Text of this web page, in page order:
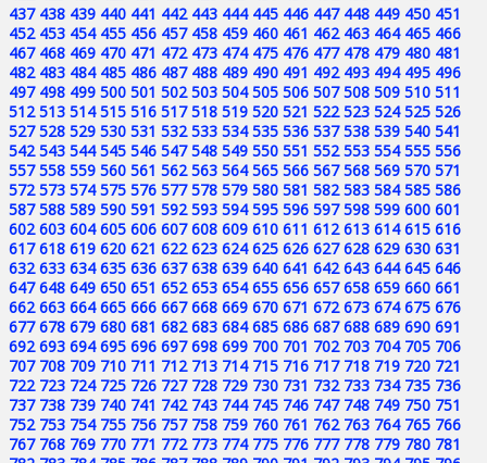
437 438 439 440 441 442 443 444 445 446 447 448 449 450 451
452 453 454 455 456 457 458 459 460 461 462 463 464 465 466
467 468 469 470 471 472 473 474 475 476 477 478 479 480 481
482 483 484 485 486 487 488 489 490 491 492 493 494 495 496
497 498 499 500 501 502 503 504 505 506 507 508 509 510 511
512 513 514 515 516 517 518 519 520 521 522 523 524 525 526
527 528 529 530 531 532 533 534 535 536 537 538 539 540 541
542 543 544 545 546 547 548 549 550 551 552 553 554 555 556
557 558 559 560 561 562 563 564 565 566 567 568 569 570 571
572 573 574 575 576 577 578 579 580 581 582 583 584 585 586
587 588 589 590 591 592 593 594 595 596 597 598 599 600 601
602 603 604 605 606 607 608 609 610 611 612 613 614 615 616
617 618 619 620 621 622 623 624 625 626 627 628 629 630 631
632 633 634 635 636 637 638 639 640 641 642 643 644 645 646
647 648 649 650 651 652 653 654 655 656 657 658 659 660 661
662 663 664 665 666 667 668 669 670 671 672 673 674 675 676
677 678 679 680 681 682 683 684 685 686 687 688 689 690 691
692 693 694 695 696 697 698 699 700 701 702 703 704 705 706
707 708 709 710 711 712 713 714 715 716 717 718 719 720 721
722 723 724 725 726 727 728 729 730 731 732 733 734 735 736
737 738 739 740 741 742 743 744 745 746 747 748 749 750 751
752 753 754 755 756 757 758 759 760 761 762 763 764 765 766
767 768 769 770 771 772 773 774 775 776 777 778 779 780 781